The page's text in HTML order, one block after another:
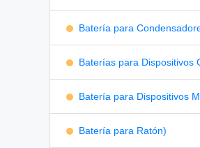
Batería para
Baterías para Dispositivos
Batería para Dispositivos
Batería para Ratón)